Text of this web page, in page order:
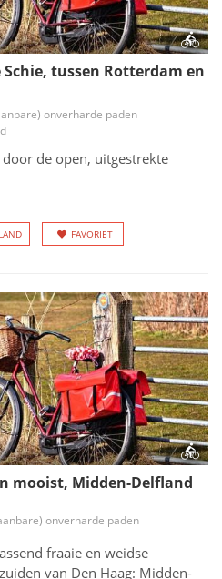
tussen Rotterdam en
onverharde paden
de open, uitgestrekte
FAVORIET
mooist, Midden-Delfland
onverharde paden
fraaie en weidse
van Den Haag: Midden-